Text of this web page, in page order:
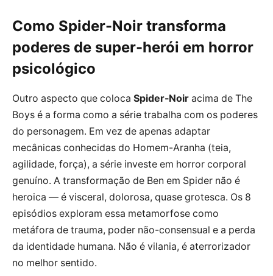
Como Spider-Noir transforma
poderes de super-herói em horror
psicológico
Outro aspecto que coloca Spider-Noir acima de The
Boys é a forma como a série trabalha com os poderes
do personagem. Em vez de apenas adaptar
mecânicas conhecidas do Homem-Aranha (teia,
agilidade, força), a série investe em horror corporal
genuíno. A transformação de Ben em Spider não é
heroica — é visceral, dolorosa, quase grotesca. Os 8
episódios exploram essa metamorfose como
metáfora de trauma, poder não-consensual e a perda
da identidade humana. Não é vilania, é aterrorizador
no melhor sentido.